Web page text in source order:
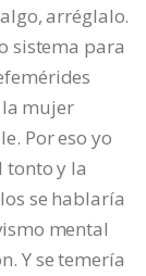
arréglalo.
sistema para
mujer
Por eso yo
tonto y la
se hablaría
mental
Y se temería